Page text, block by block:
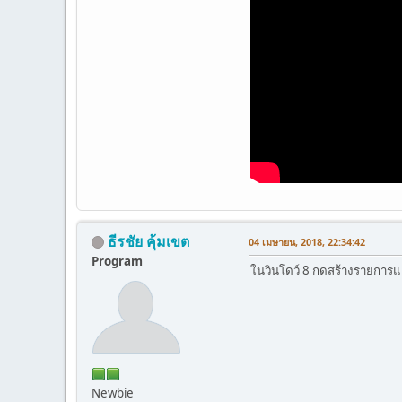
ธีรชัย คุ้มเขต
Program
Newbie
04 เมษายน, 2018, 22:34:42
ในวินโดว์ 8 กดสร้างรายการ